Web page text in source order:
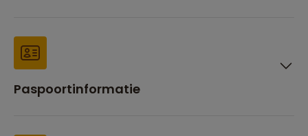
Paspoortinformatie